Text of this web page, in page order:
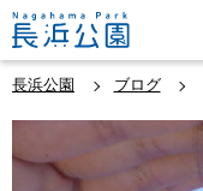
長浜公園 ブログ